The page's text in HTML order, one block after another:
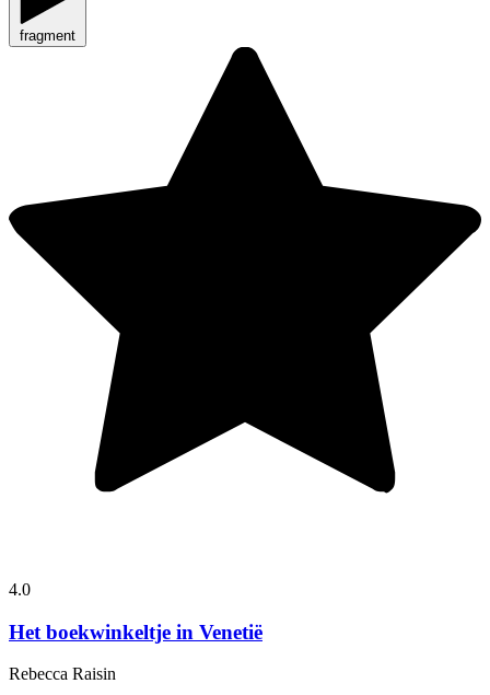
fragment
4.0
Het boekwinkeltje in Venetië
Rebecca Raisin